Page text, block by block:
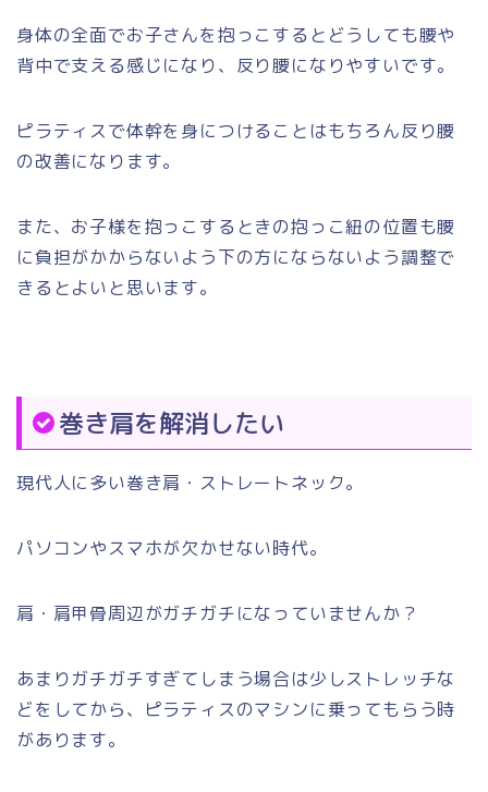
身体の全面でお子さんを抱っこするとどうしても腰や
背中で支える感じになり、反り腰になりやすいです。
ピラティスで体幹を身につけることはもちろん反り腰
の改善になります。
また、お子様を抱っこするときの抱っこ紐の位置も腰
に負担がかからないよう下の方にならないよう調整で
きるとよいと思います。
巻き肩を解消したい
現代人に多い巻き肩・ストレートネック。
パソコンやスマホが欠かせない時代。
肩・肩甲骨周辺がガチガチになっていませんか？
あまりガチガチすぎてしまう場合は少しストレッチな
どをしてから、ピラティスのマシンに乗ってもらう時
があります。